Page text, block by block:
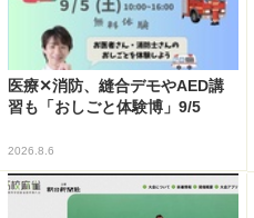
医療✕消防、縫合デモやAED講
習も「おしごと体験博」9/5
2026.8.6